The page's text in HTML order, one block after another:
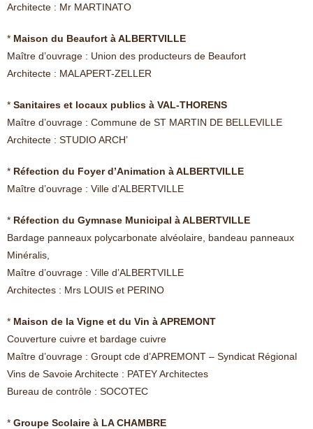
Architecte : Mr MARTINATO
* Maison du Beaufort à ALBERTVILLE
Maître d’ouvrage : Union des producteurs de Beaufort
Architecte : MALAPERT-ZELLER
* Sanitaires et locaux publics à VAL-THORENS
Maître d’ouvrage : Commune de ST MARTIN DE BELLEVILLE
Architecte : STUDIO ARCH’
* Réfection du Foyer d’Animation à ALBERTVILLE
Maître d’ouvrage : Ville d’ALBERTVILLE
* Réfection du Gymnase Municipal à ALBERTVILLE
Bardage panneaux polycarbonate alvéolaire, bandeau panneaux
Minéralis,
Maître d’ouvrage : Ville d’ALBERTVILLE
Architectes : Mrs LOUIS et PERINO
* Maison de la Vigne et du Vin à APREMONT
Couverture cuivre et bardage cuivre
Maître d’ouvrage : Groupt cde d’APREMONT – Syndicat Régional
Vins de Savoie Architecte : PATEY Architectes
Bureau de contrôle : SOCOTEC
* Groupe Scolaire à LA CHAMBRE